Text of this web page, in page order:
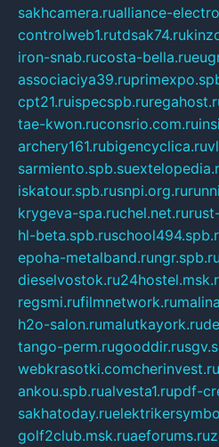
sakhcamera.rualliance-
controlweb1.rutdsak74.ru
iron-snab.rucosta-bella.ru
associaciya39.ru
cpt21.ruispecspb.ru
tae-kwon.ruconsrio.com.ru
archery161.rubigencyclica.ru
sarmiento.spb.su
iskatour.spb.rusnpi.org.ru
krygeva-spa.ruchel.net.ru
hl-beta.spb.ru
epoha-metalband.rungr.spb.ru
dieselvostok.ru
regsmi.rufilmnetwork.ru
h2o-salon.rumalutkayork.ru
tango-perm.rugooddir.ru
webkrasotki.comcherinvest.ru
ankou.spb.rualvesta1.rupdf-
sakhatoday.ru
golf2club.msk.ruaeforums.ru